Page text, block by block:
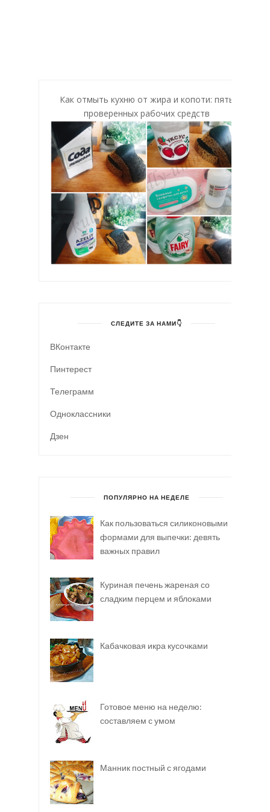
Как отмыть кухню от жира и копоти: пять
проверенных рабочих средств
СЛЕДИТЕ ЗА НАМИ👇
ВКонтакте
Пинтерест
Телеграмм
Одноклассники
Дзен
ПОПУЛЯРНО НА НЕДЕЛЕ
Как пользоваться силиконовыми
формами для выпечки: девять
важных правил
Куриная печень жареная со
сладким перцем и яблоками
Кабачковая икра кусочками
Готовое меню на неделю:
составляем с умом
Манник постный с ягодами